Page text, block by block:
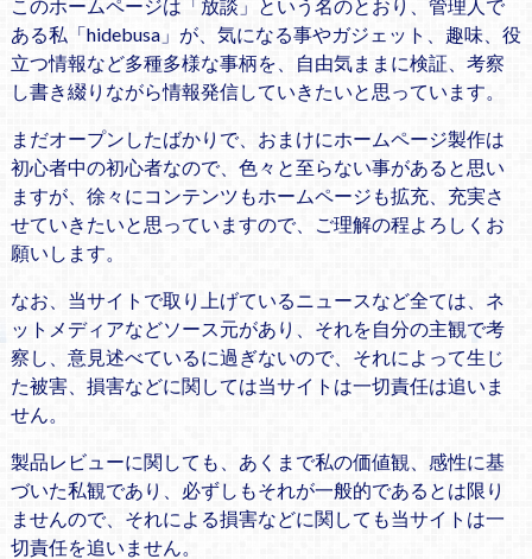
このホームページは「放談」という名のとおり、管理人で
ある私「hidebusa」が、気になる事やガジェット、趣味、役
立つ情報など多種多様な事柄を、自由気ままに検証、考察
し書き綴りながら情報発信していきたいと思っています。
まだオープンしたばかりで、おまけにホームページ製作は
初心者中の初心者なので、色々と至らない事があると思い
ますが、徐々にコンテンツもホームページも拡充、充実さ
せていきたいと思っていますので、ご理解の程よろしくお
願いします。
なお、当サイトで取り上げているニュースなど全ては、ネ
ットメディアなどソース元があり、それを自分の主観で考
察し、意見述べているに過ぎないので、それによって生じ
た被害、損害などに関しては当サイトは一切責任は追いま
せん。
製品レビューに関しても、あくまで私の価値観、感性に基
づいた私観であり、必ずしもそれが一般的であるとは限り
ませんので、それによる損害などに関しても当サイトは一
切責任を追いません。